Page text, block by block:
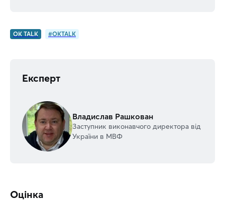
OK TALK #OKTALK
Експерт
Владислав Рашкован
Заступник виконавчого директора від
України в МВФ
Оцінка